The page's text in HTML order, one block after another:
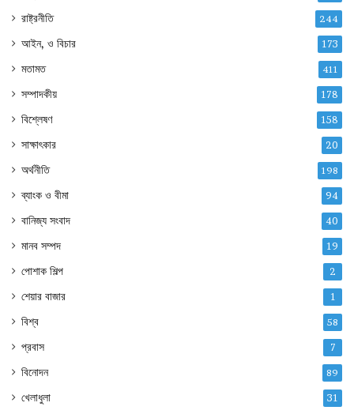
রাষ্ট্রনীতি 244
আইন, ও বিচার 173
মতামত 411
সম্পাদকীয় 178
বিশ্লেষণ 158
সাক্ষাৎকার 20
অর্থনীতি 198
ব্যাংক ও বীমা 94
বানিজ্য সংবাদ 40
মানব সম্পদ 19
পোশাক শিল্প 2
শেয়ার বাজার 1
বিশ্ব 58
প্রবাস 7
বিনোদন 89
খেলাধুলা 31